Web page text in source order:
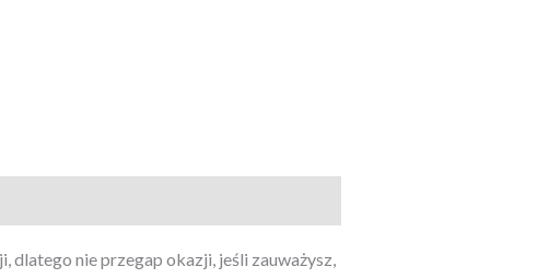
nie przegap okazji, jeśli zauważysz,